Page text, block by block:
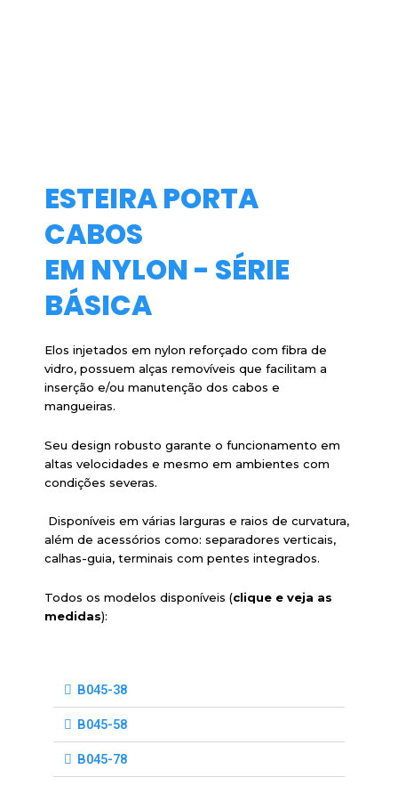
ESTEIRA PORTA
CABOS
EM NYLON - SÉRIE
BÁSICA
Elos injetados em nylon reforçado com fibra de
vidro, possuem alças removíveis que facilitam a
inserção e/ou manutenção dos cabos e
mangueiras.
Seu design robusto garante o funcionamento em
altas velocidades e mesmo em ambientes com
condições severas.
Disponíveis em várias larguras e raios de curvatura,
além de acessórios como: separadores verticais,
calhas-guia, terminais com pentes integrados.
Todos os modelos disponíveis (clique e veja as
medidas):
B045-38
B045-58
B045-78